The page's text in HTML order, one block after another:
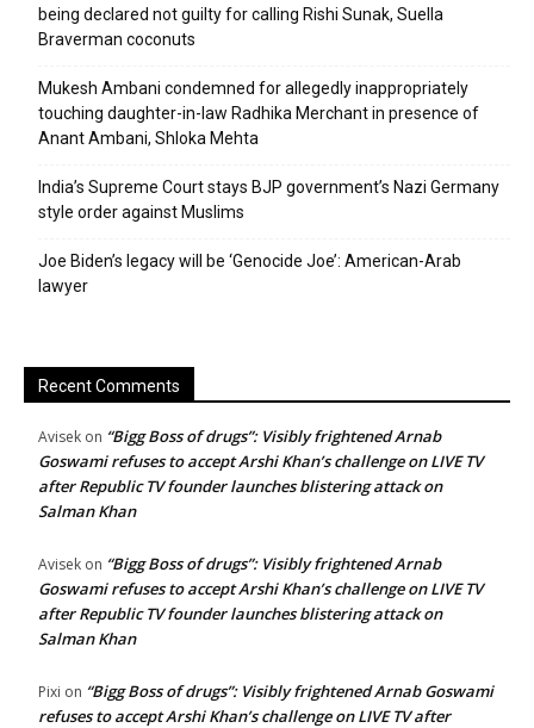
being declared not guilty for calling Rishi Sunak, Suella
Braverman coconuts
Mukesh Ambani condemned for allegedly inappropriately
touching daughter-in-law Radhika Merchant in presence of
Anant Ambani, Shloka Mehta
India’s Supreme Court stays BJP government’s Nazi Germany
style order against Muslims
Joe Biden’s legacy will be ‘Genocide Joe’: American-Arab
lawyer
Recent Comments
Avisek on “Bigg Boss of drugs”: Visibly frightened Arnab
Goswami refuses to accept Arshi Khan’s challenge on LIVE TV
after Republic TV founder launches blistering attack on
Salman Khan
Avisek on “Bigg Boss of drugs”: Visibly frightened Arnab
Goswami refuses to accept Arshi Khan’s challenge on LIVE TV
after Republic TV founder launches blistering attack on
Salman Khan
Pixi on “Bigg Boss of drugs”: Visibly frightened Arnab Goswami
refuses to accept Arshi Khan’s challenge on LIVE TV after